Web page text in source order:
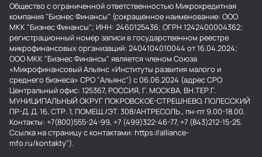
Общество с ограниченной ответственностью Микрокредитная
компания "Бизнес Финансы" (сокращенное наименование: ООО
МКК "Бизнес Финансы"; ИНН: 2460125436; ОГРН 1242400004362;
регистрационный номер записи в государственном реестре
микрофинансовых организаций: 2404104010044 от 16.04.2024;
ООО МКК "Бизнес Финансы" является членом Союза
«Микрофинансовый Альянс «Институты развития малого и
среднего бизнеса» СРО "Альянс") с 06.06.2024 (адрес СРО
Центральный офис: 125367, РОССИЯ, Г. МОСКВА, ВН.ТЕР.Г.
МУНИЦИПАЛЬНЫЙ ОКРУГ ПОКРОВСКОЕ-СТРЕШНЕВО, ПОЛЕССКИЙ
ПР-Д, Д. 16, СТР. 1, ПОМЕЩ./ЭТ. 308/АНТРЕСОЛЬ., пн-пт 9.00-18.00.
Контакты: +7(800)555-24-99, +7 (499)322-46-77, +7 (843)212-15-25.
Ссылка на страницу с контактами: https://alliance-
mfo.ru/kontakty").